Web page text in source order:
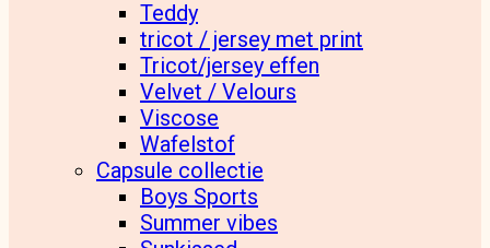
Teddy
tricot / jersey met print
Tricot/jersey effen
Velvet / Velours
Viscose
Wafelstof
Capsule collectie
Boys Sports
Summer vibes